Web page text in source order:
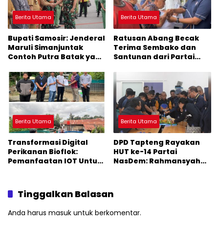
Berita Utama
Bupati Samosir: Jenderal
Maruli Simanjuntak
Contoh Putra Batak yang
Identitas Budaya dan
Kampung Halamannya
Berita Utama
Ratusan Abang Becak
Terima Sembako dan
Santunan dari Partai
Berita Utama
Transformasi Digital
Perikanan Bioflok:
Pemanfaatan IOT Untuk
Usaha Perikanan
Berkelanjutan
Berita Utama
DPD Tapteng Rayakan
HUT ke-14 Partai
NasDem: Rahmansyah
Tinggalkan Balasan
Anda harus masuk untuk berkomentar.